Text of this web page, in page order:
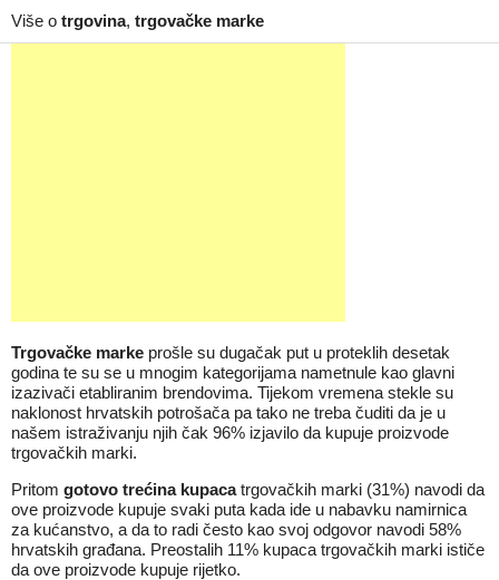
Više o trgovina, trgovačke marke
Trgovačke marke prošle su dugačak put u proteklih desetak
godina te su se u mnogim kategorijama nametnule kao glavni
izazivači etabliranim brendovima. Tijekom vremena stekle su
naklonost hrvatskih potrošača pa tako ne treba čuditi da je u
našem istraživanju njih čak 96% izjavilo da kupuje proizvode
trgovačkih marki.
Pritom gotovo trećina kupacatrgovačkih marki (31%) navodi da
ove proizvode kupuje svaki puta kada ide u nabavku namirnica
za kućanstvo, a da to radi često kao svoj odgovor navodi 58%
hrvatskih građana. Preostalih 11% kupaca trgovačkih marki ističe
da ove proizvode kupuje rijetko.